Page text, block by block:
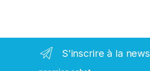
S'inscrire à la